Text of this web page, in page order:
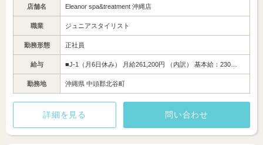
店舗名 Eleanor spa&treatment 沖縄店
職業 ジュニアスタイリスト
勤務形態 正社員
給与 ■J-1（月6日休み） 月給261,200円 （内訳） 基本給：230…
勤務地 沖縄県 中頭郡北谷町
詳細を見る 問い合わせ